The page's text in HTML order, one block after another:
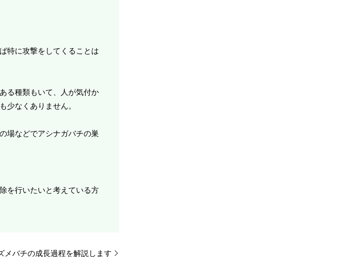
特に攻撃をしてくることは
る種類もいて、人が気付か
少なくありません。
場などでアシナガバチの巣
を行いたいと考えている方
メバチの成長過程を解説します